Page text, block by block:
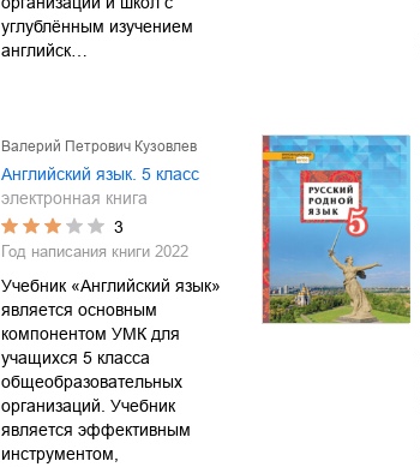
углублённым изучением
английск…
Валерий Петрович Кузовлев
Английский язык. 5 класс
электронная книга
3
Год написания книги 2022
Учебник «Английский язык»
является основным
компонентом УМК для
учащихся 5 класса
общеобразовательных
организаций. Учебник
является эффективным
инструментом,